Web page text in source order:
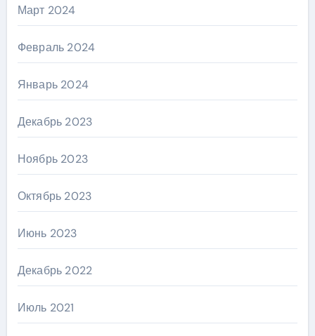
Март 2024
Февраль 2024
Январь 2024
Декабрь 2023
Ноябрь 2023
Октябрь 2023
Июнь 2023
Декабрь 2022
Июль 2021